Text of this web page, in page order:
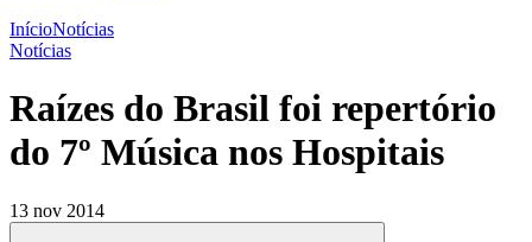
InícioNotícias
Notícias
Raízes do Brasil foi repertório
do 7º Música nos Hospitais
13 nov 2014